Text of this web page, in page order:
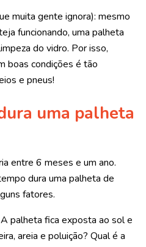
muita gente ignora): mesmo
funcionando, uma palheta
do vidro. Por isso,
boas condições é tão
e pneus!
uma palheta
entre 6 meses e um ano.
dura uma palheta de
fatores.
palheta fica exposta ao sol e
areia e poluição? Qual é a